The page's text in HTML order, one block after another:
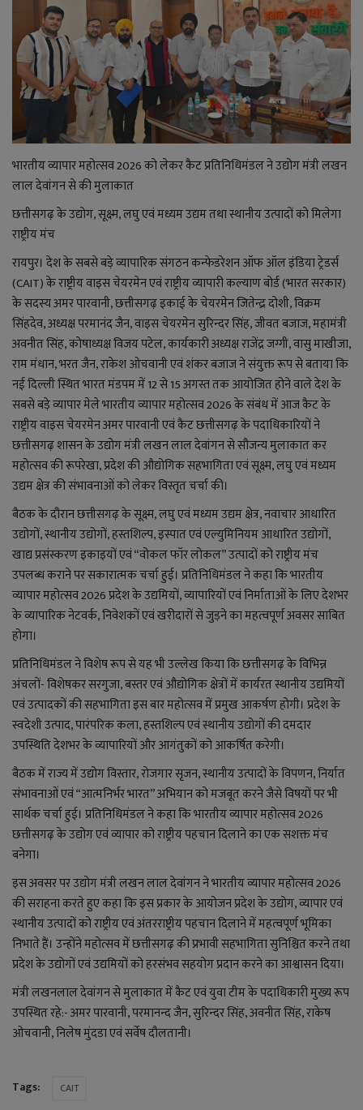
राजनीति
बिजनेस
ज्ञान विज्ञान
करिअर
वाद विवाद
संपादकीय
धर्म
लाइफ स्टाइल
जोक्स
सोशल मीडिया
Gallery
भारतीय व्यापार महोत्सव 2026 को लेकर कैट प्रतिनिधिमंडल ने उद्योग मंत्री लखन
लाल देवांगन से की मुलाकात
छत्तीसगढ़ के उद्योग, सूक्ष्म, लघु एवं मध्यम उद्यम तथा स्थानीय उत्पादों को मिलेगा
राष्ट्रीय मंच
रायपुर। देश के सबसे बड़े व्यापारिक संगठन कन्फेडरेशन ऑफ ऑल इंडिया ट्रेडर्स
(CAIT) के राष्ट्रीय वाइस चेयरमेन एवं राष्ट्रीय व्यापारी कल्याण बोर्ड (भारत सरकार)
के सदस्य अमर पारवानी, छत्तीसगढ़ इकाई के चेयरमेन जितेन्द्र दोशी, विक्रम
सिंहदेव, अध्यक्ष परमानंद जैन, वाइस चेयरमेन सुरिन्दर सिंह, जीवत बजाज, महामंत्री
अवनीत सिंह, कोषाध्यक्ष विजय पटेल, कार्यकारी अध्यक्ष राजेंद्र जग्गी, वासु माखीजा,
राम मंधान, भरत जैन, राकेश ओचवानी एवं शंकर बजाज ने संयुक्त रूप से बताया कि
नई दिल्ली स्थित भारत मंडपम में 12 से 15 अगस्त तक आयोजित होने वाले देश के
सबसे बड़े व्यापार मेले भारतीय व्यापार महोत्सव 2026 के संबंध में आज कैट के
राष्ट्रीय वाइस चेयरमेन अमर पारवानी एवं कैट छत्तीसगढ़ के पदाधिकारियों ने
छत्तीसगढ़ शासन के उद्योग मंत्री लखन लाल देवांगन से सौजन्य मुलाकात कर
महोत्सव की रूपरेखा, प्रदेश की औद्योगिक सहभागिता एवं सूक्ष्म, लघु एवं मध्यम
उद्यम क्षेत्र की संभावनाओं को लेकर विस्तृत चर्चा की।
बैठक के दौरान छत्तीसगढ़ के सूक्ष्म, लघु एवं मध्यम उद्यम क्षेत्र, नवाचार आधारित
उद्योगों, स्थानीय उद्योगों, हस्तशिल्प, इस्पात एवं एल्युमिनियम आधारित उद्योगों,
खाद्य प्रसंस्करण इकाइयों एवं “वोकल फॉर लोकल” उत्पादों को राष्ट्रीय मंच
उपलब्ध कराने पर सकारात्मक चर्चा हुई। प्रतिनिधिमंडल ने कहा कि भारतीय
व्यापार महोत्सव 2026 प्रदेश के उद्यमियों, व्यापारियों एवं निर्माताओं के लिए देशभर
के व्यापारिक नेटवर्क, निवेशकों एवं खरीदारों से जुड़ने का महत्वपूर्ण अवसर साबित
होगा।
प्रतिनिधिमंडल ने विशेष रूप से यह भी उल्लेख किया कि छत्तीसगढ़ के विभिन्न
अंचलों- विशेषकर सरगुजा, बस्तर एवं औद्योगिक क्षेत्रों में कार्यरत स्थानीय उद्यमियों
एवं उत्पादकों की सहभागिता इस बार महोत्सव में प्रमुख आकर्षण होगी। प्रदेश के
स्वदेशी उत्पाद, पारंपरिक कला, हस्तशिल्प एवं स्थानीय उद्योगों की दमदार
उपस्थिति देशभर के व्यापारियों और आगंतुकों को आकर्षित करेगी।
बैठक में राज्य में उद्योग विस्तार, रोजगार सृजन, स्थानीय उत्पादों के विपणन, निर्यात
संभावनाओं एवं “आत्मनिर्भर भारत” अभियान को मजबूत करने जैसे विषयों पर भी
सार्थक चर्चा हुई। प्रतिनिधिमंडल ने कहा कि भारतीय व्यापार महोत्सव 2026
छत्तीसगढ़ के उद्योग एवं व्यापार को राष्ट्रीय पहचान दिलाने का एक सशक्त मंच
बनेगा।
इस अवसर पर उद्योग मंत्री लखन लाल देवांगन ने भारतीय व्यापार महोत्सव 2026
की सराहना करते हुए कहा कि इस प्रकार के आयोजन प्रदेश के उद्योग, व्यापार एवं
स्थानीय उत्पादों को राष्ट्रीय एवं अंतरराष्ट्रीय पहचान दिलाने में महत्वपूर्ण भूमिका
निभाते हैं। उन्होंने महोत्सव में छत्तीसगढ़ की प्रभावी सहभागिता सुनिश्चित करने तथा
प्रदेश के उद्योगों एवं उद्यमियों को हरसंभव सहयोग प्रदान करने का आश्वासन दिया।
मंत्री लखनलाल देवांगन से मुलाकात में कैट एवं युवा टीम के पदाधिकारी मुख्य रूप
उपस्थित रहे:- अमर पारवानी, परमानन्द जैन, सुरिन्दर सिंह, अवनीत सिंह, राकेष
ओचवानी, निलेष मुंदडा एवं सर्वेष दौलतानी।
Tags: CAIT